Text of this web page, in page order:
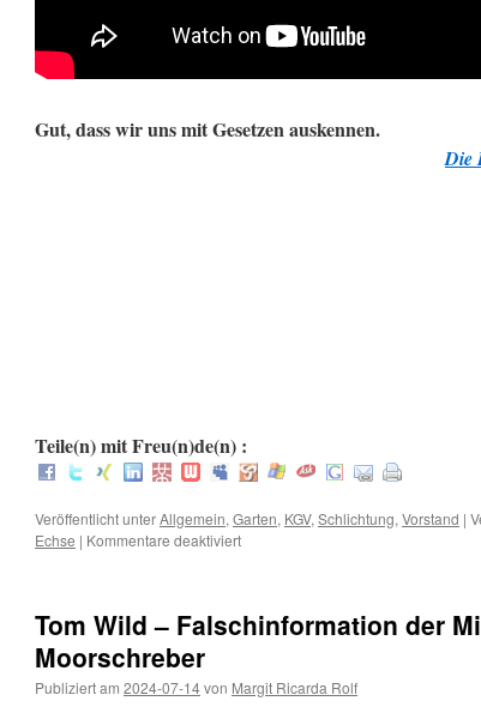
Gut, dass wir uns mit Gesetzen auskennen.
Die
Teile(n) mit Freu(n)de(n) :
Veröffentlicht unterAllgemein, Garten, KGV, Schlichtung, Vorstand |
Echse | Kommentare deaktiviertfür
mut
wird
Tom Wild – Falschinformation der
Moorschreber
Publiziert am 2024-07-14von Margit Ricarda Rolf